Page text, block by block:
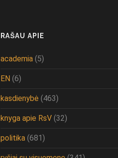
RAŠAU APIE
academia (5)
EN (6)
kasdienybė (463)
knyga apie RsV (32)
politika (681)